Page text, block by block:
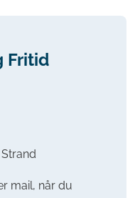
Fritid
mail, når du